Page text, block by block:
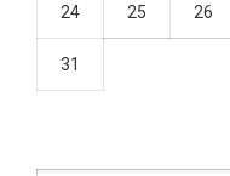
24 25 26
31